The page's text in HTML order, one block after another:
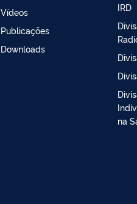
Vídeos
Publicações
Downloads
IRD
na